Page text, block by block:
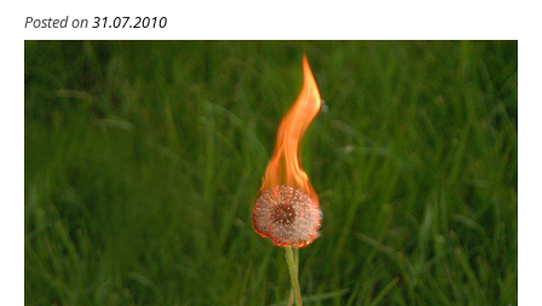
Posted on31.07.2010